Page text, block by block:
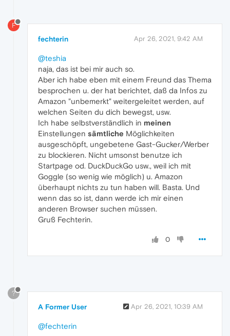
F
fechterin Apr 26, 2021, 9:42 AM
@teshia
naja, das ist bei mir auch so.
Aber ich habe eben mit einem Freund das Thema
besprochen u. der hat berichtet, daß da Infos zu
Amazon "unbemerkt" weitergeleitet werden, auf
welchen Seiten du dich bewegst, usw.
Ich habe selbstverständlich in meinen
Einstellungen sämtliche Möglichkeiten
ausgeschöpft, ungebetene Gast-Gucker/Werber
zu blockieren. Nicht umsonst benutze ich
Startpage od. DuckDuckGo usw., weil ich mit
Goggle (so wenig wie möglich) u. Amazon
überhaupt nichts zu tun haben will. Basta. Und
wenn das so ist, dann werde ich mir einen
anderen Browser suchen müssen.
Gruß Fechterin.
0
?
A Former User Apr 26, 2021, 10:39 AM
@fechterin